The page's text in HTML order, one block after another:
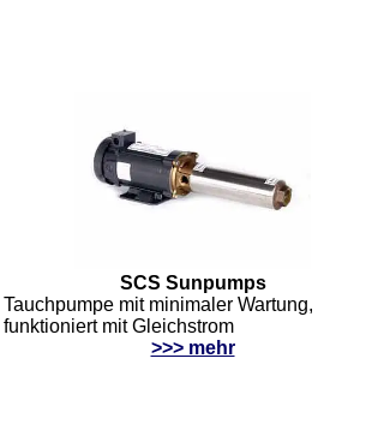
SCS Sunpumps
Tauchpumpe mit minimaler Wartung,
funktioniert mit Gleichstrom
>>> mehr